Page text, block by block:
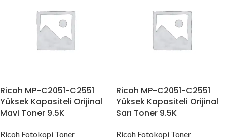
Ricoh MP-C2051-C2551
Yüksek Kapasiteli Orijinal
Mavi Toner 9.5K
Ricoh Fotokopi Toner
Ricoh MP-C2051-C2551
Yüksek Kapasiteli Orijinal
Sarı Toner 9.5K
Ricoh Fotokopi Toner